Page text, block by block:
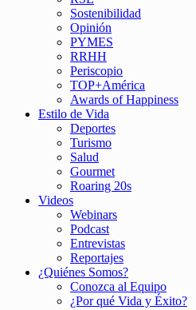
Sostenibilidad
Opinión
PYMES
RRHH
Periscopio
TOP+América
Awards of Happiness
Estilo de Vida
Deportes
Turismo
Salud
Gourmet
Roaring 20s
Videos
Webinars
Podcast
Entrevistas
Reportajes
¿Quiénes Somos?
Conozca al Equipo
¿Por qué Vida y Éxito?